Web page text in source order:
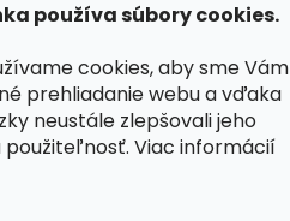
používa súbory cookies.
cookies, aby sme Vám
prehliadanie webu a vďaka
neustále zlepšovali jeho
použiteľnosť. Viac informácií